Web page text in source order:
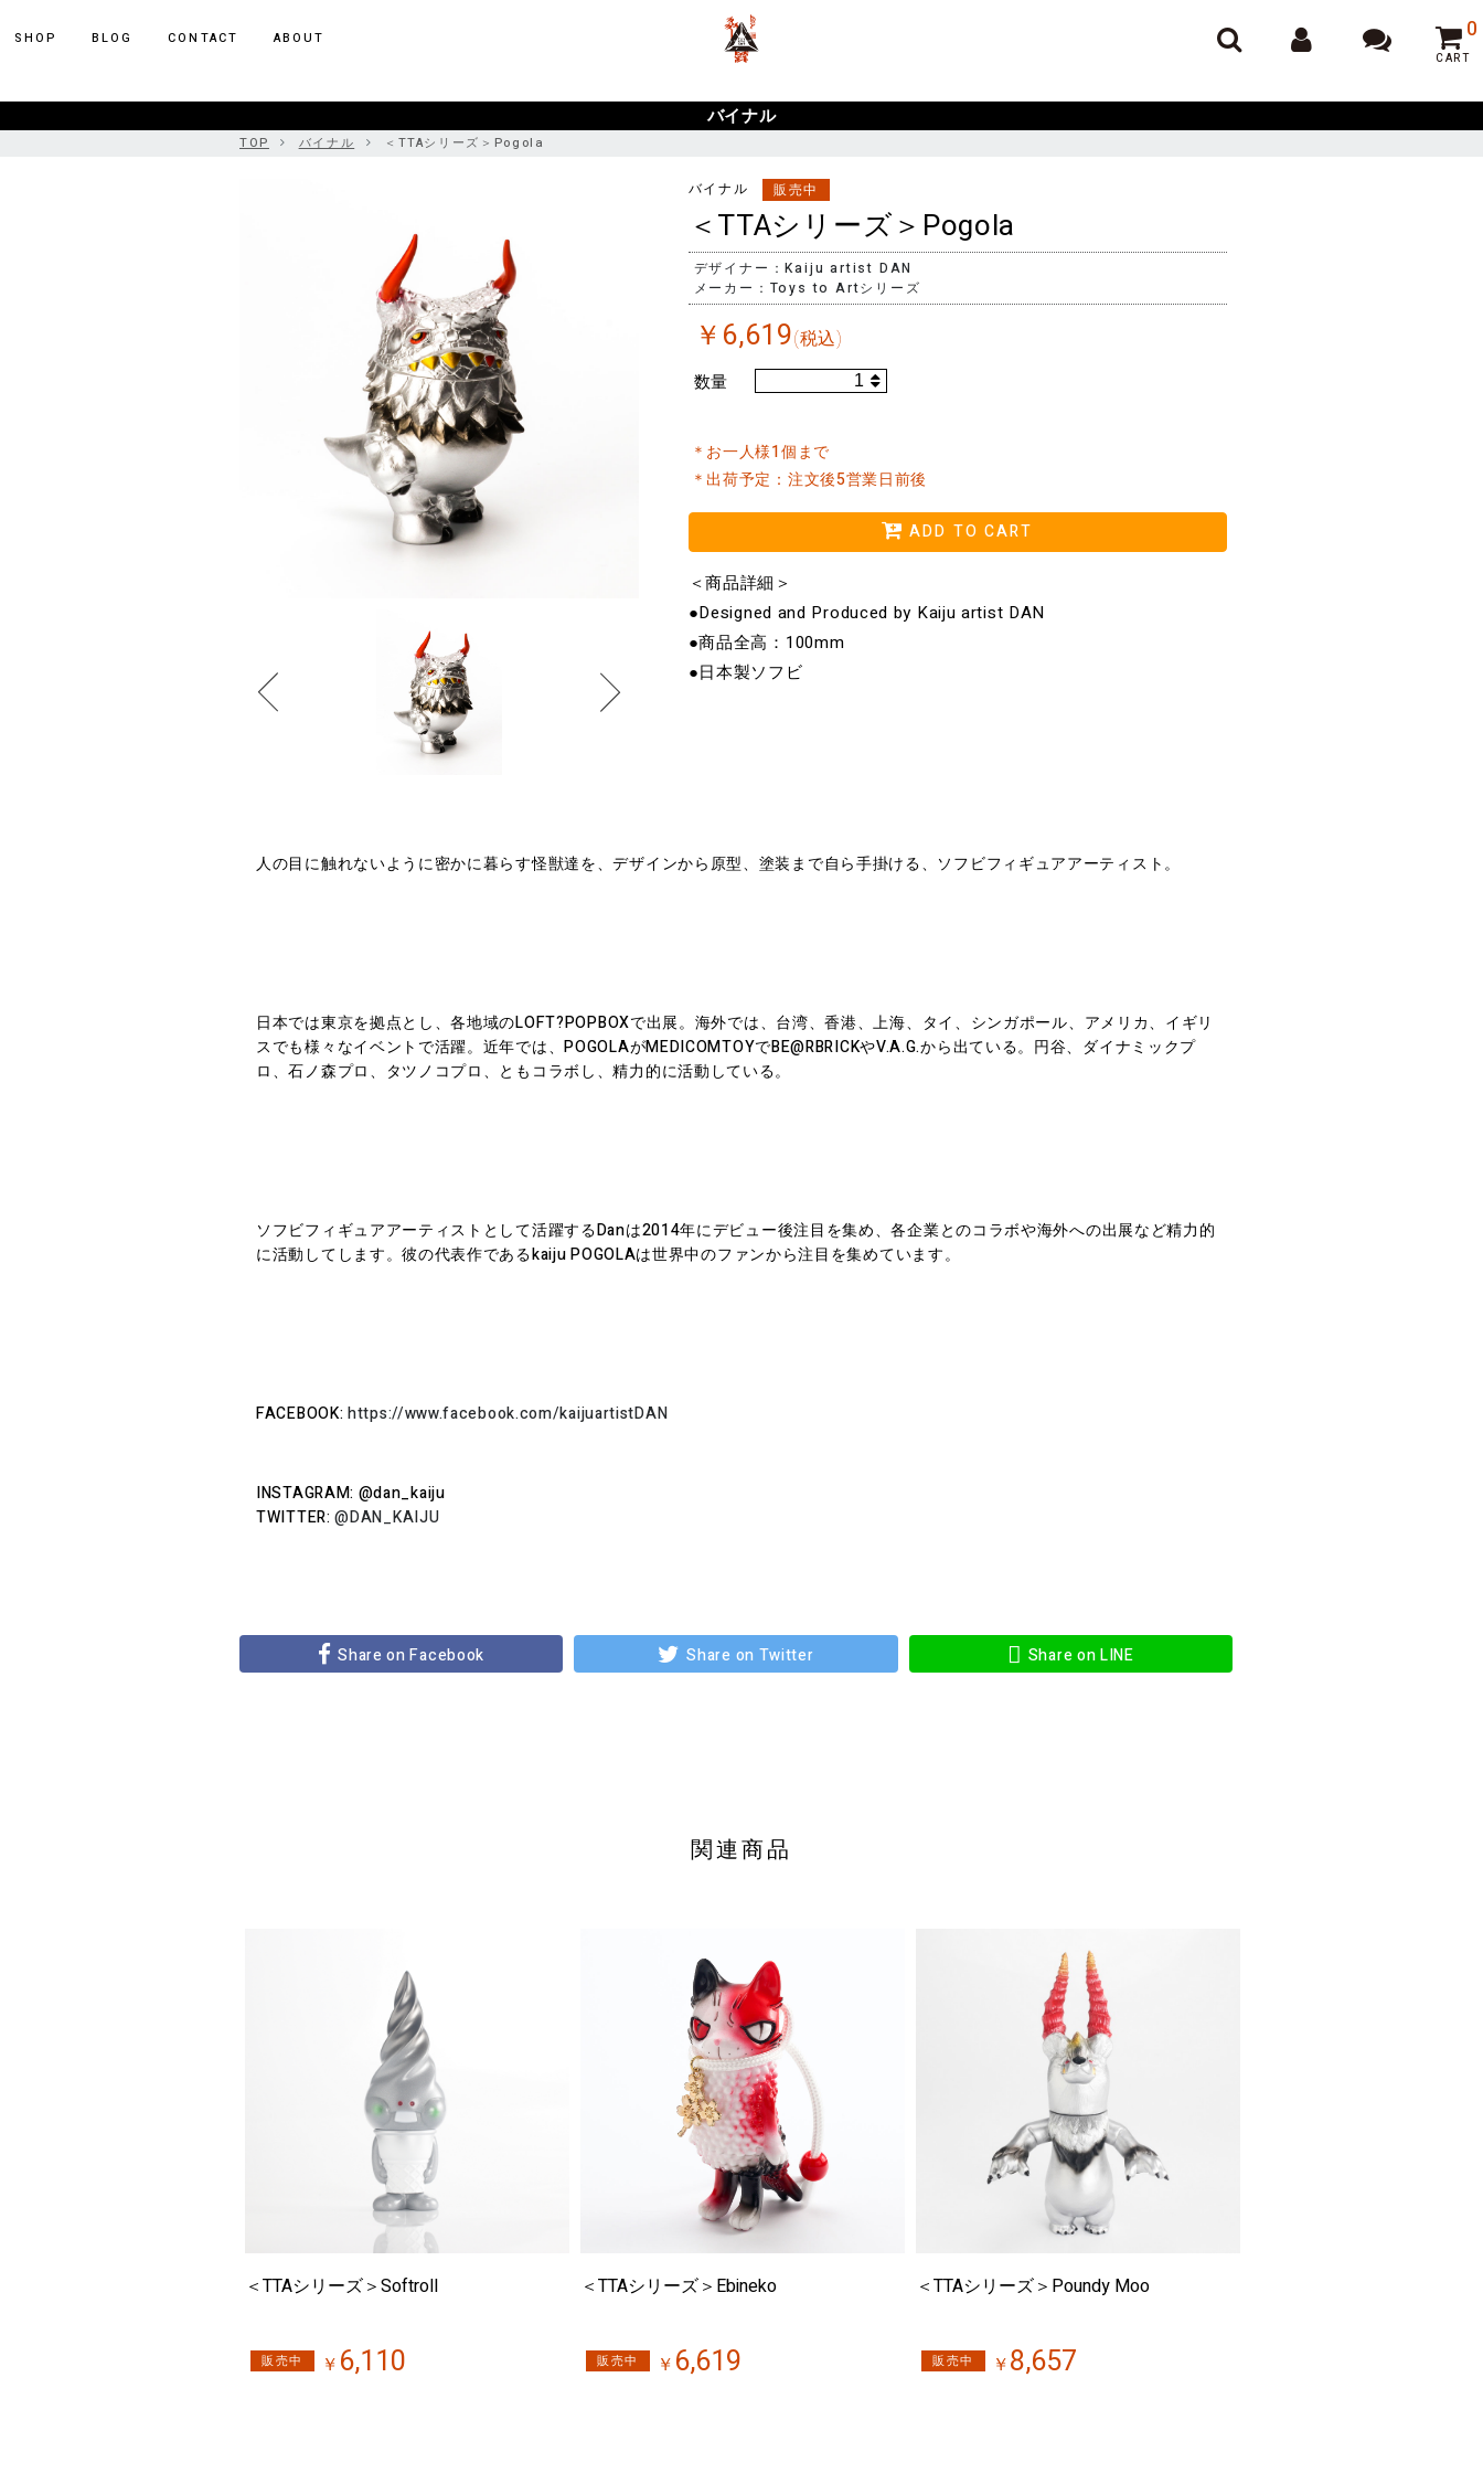
ポーカー
SHOP BLOG CONTACT ABOUT
CART
0
バイナル
TOP バイナル ＜TTAシリーズ＞Pogola
バイナル 販売中
＜TTAシリーズ＞Pogola
デザイナー：Kaiju artist DAN
メーカー：Toys to Artシリーズ
￥6,619(税込)
数量
＊お一人様1個まで
＊出荷予定：注文後5営業日前後
ADD TO CART
＜商品詳細＞
●Designed and Produced by Kaiju artist DAN
●商品全高：100mm
●日本製ソフビ
人の目に触れないように密かに暮らす怪獣達を、デザインから原型、塗装まで自ら手掛ける、ソフビフィギュアアーティスト。
日本では東京を拠点とし、各地域のLOFT?POPBOXで出展。海外では、台湾、香港、上海、タイ、シンガポール、アメリカ、イギリ
スでも様々なイベントで活躍。近年では、POGOLAがMEDICOMTOYでBE@RBRICKやV.A.G.から出ている。円谷、ダイナミックプ
ロ、石ノ森プロ、タツノコプロ、ともコラボし、精力的に活動している。
ソフビフィギュアアーティストとして活躍するDanは2014年にデビュー後注目を集め、各企業とのコラボや海外への出展など精力的
に活動してします。彼の代表作であるkaiju POGOLAは世界中のファンから注目を集めています。
FACEBOOK: https://www.facebook.com/kaijuartistDAN
INSTAGRAM: @dan_kaiju
TWITTER:@DAN_KAIJU
Share on Facebook Share on Twitter Share on LINE
関連商品
＜TTAシリーズ＞Softroll
販売中 ￥ 6,110
＜TTAシリーズ＞Ebineko
販売中 ￥ 6,619
＜TTAシリーズ＞Poundy Moo
販売中 ￥8,657